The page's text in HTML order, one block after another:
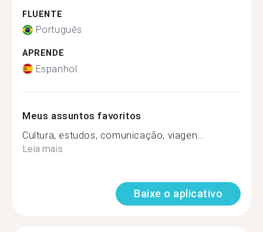
FLUENTE
Português
APRENDE
Espanhol
Meus assuntos favoritos
Cultura, estudos, comunicação, viagen...
Leia mais
Baixe o aplicativo